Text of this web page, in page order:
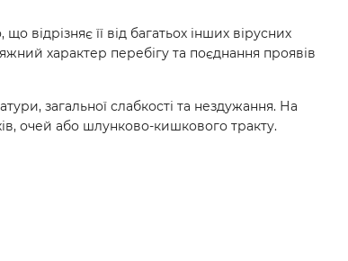
відрізняє її від багатьох інших вірусних
характер перебігу та поєднання проявів
загальної слабкості та нездужання. На
очей або шлунково-кишкового тракту.